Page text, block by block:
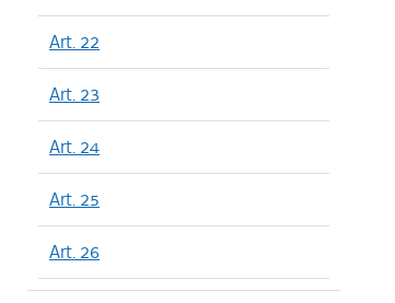
Art. 22
Art. 23
Art. 24
Art. 25
Art. 26